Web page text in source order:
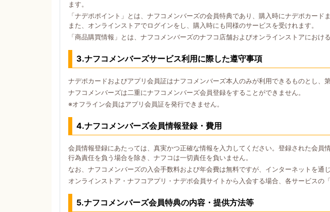
ます。
「ナデポポイント」とは、ナフコメンバーズの会員特典であり、購入時にナデポカー
また、オンラインストアでログインをし、購入時にも同様のサービスを受けれます。
「商品購買情報」とは、ナフコメンバーズのナフコ店舗およびオンラインストアにおけ
3.ナフコメンバーズサービス利用に際した遵守事項
ナデポカードおよびアプリ会員証はナフコメンバーズ本人のみが利用できるものとし、
ナフコメンバーズは二重にナフコメンバーズ会員登録をすることができません。
※オフライン会員はアプリ会員証を発行できません。
4.ナフコメンバーズ会員情報登録・費用
会員情報登録にあたっては、真実かつ正確な情報を入力してください。登録された会
行為責任を負う場合を除き、ナフコは一切責任を負いません。
なお、ナフコメンバーズの入会手数料および年会費は無料ですが、インターネットを
オンラインストア・ナフコアプリ・ナデポ会員サイトから入会する場合、各サービス
5.ナフコメンバーズ会員特典の内容・提供方法等